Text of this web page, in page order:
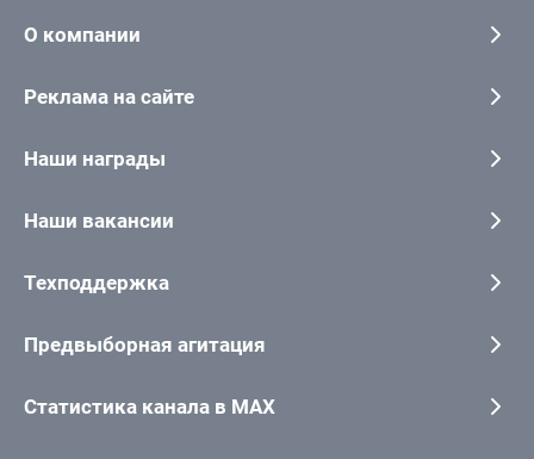
О компании
Реклама на сайте
Наши награды
Наши вакансии
Техподдержка
Предвыборная агитация
Статистика канала в MAX